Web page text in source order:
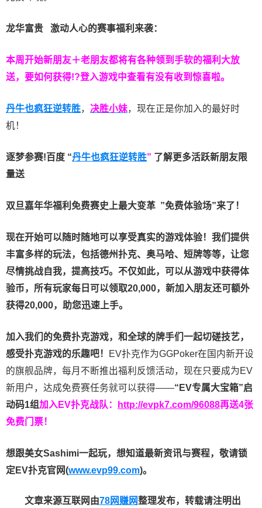
龙华富贵 激动人心的赛事福利来袭：
本周开始新朋友＋老朋友都将有各种领到手软的福利大放
送，要如何获得!?登入游戏中查看有没有收到惊喜啦。
丹牛也疯狂逆转胜， 决胜小妹，现在正是你加入的最好时
机！
逐梦参赛!百度 “丹牛也疯狂逆转胜” 了解更多活跃新朋友限
量送
双旦嘉年华福利 免费赛史上最大变革 ”免费体验场”来了！
现在开始可以随时随地可以享受真实的游戏体验！我们提供
丰富多样的玩法，包括德州扑克、奥马哈、短牌等等，让您
尽情挑战自我，提高技巧。不仅如此， 可以从游戏中获得体
验币，所有玩家每日可以领取20,000，新加入朋友还可额外
获得20,000，助您迅速上手。
加入我们的免费扑克游戏，和全球的牌手们一起切磋技艺，
感受扑克游戏的乐趣吧！
EV扑克作为GGPoker在国内新开设
的旗舰品牌，每月不断推出福利反馈活动，现在只要成为EV
新用户，达成免费赛任务就可以获得——“EV专属大宝箱”启
动码1组加入EV扑克战队： http://evpk7.com/96088再送4张
免费门票！
想跟美女Sashimi一起玩， 想知道最新资讯与赛程， 敬请锁
定EV扑克官网(www.evp99.com)。
文章来源互联网由78网赚网整理发布，转载请注明出